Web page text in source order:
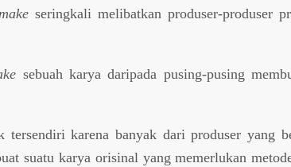
seringkali melibatkan produser-produser
sebuah karya daripada pusing-pusing
karena banyak dari produser yang
suatu karya orisinal yang memerlukan